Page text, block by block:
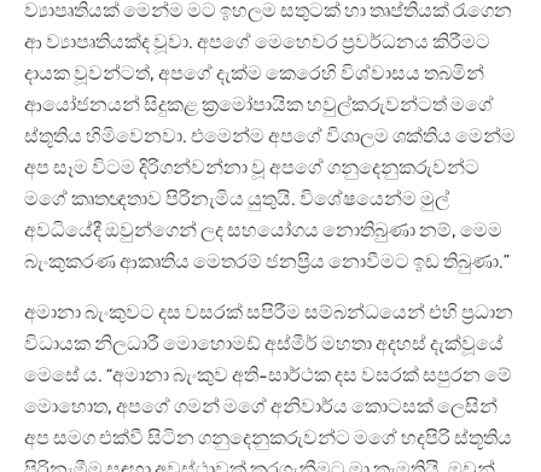
ව්‍යාපෘතියක් මෙන්ම මට ඉහලම සතුටක් හා තෘප්තියක් රැගෙන
ආ ව්‍යාපෘතියක්ද වූවා. අපගේ මෙහෙවර ප්‍රවර්ධනය කිරීමට
දායක වූවන්ටත්, අපගේ දැක්ම කෙරෙහි විශ්වාසය තබමින්
ආයෝජනයන් සිදුකළ ක්‍රමෝපායික හවුල්කරුවන්ටත් මගේ
ස්තූතිය හිමිවෙනවා. එමෙන්ම අපගේ විශාලම ශක්තිය මෙන්ම
අප සෑම විටම දිරිගන්වන්නා වූ අපගේ ගනුදෙනුකරුවන්ට
මගේ කෘතඥතාව පිරිනැමිය යුතුයි. විශේෂයෙන්ම මුල්
අවධියේදී ඔවුන්ගෙන් ලද සහයෝගය නොතිබුණා නම්, මෙම
බැංකුකරණ ආකෘතිය මෙතරම් ජනප්‍රිය නොවීමට ඉඩ තිබුණා.”
අමානා බැංකුවට දස වසරක් සපිරීම සම්බන්ධයෙන් එහි ප්‍රධාන
විධායක නිලධාරී මොහොමඩ් අස්මීර් මහතා අදහස් දැක්වූයේ
මෙසේ ය. “අමානා බැංකුව අති-සාර්ථක දස වසරක් සපුරන මේ
මොහොත, අපගේ ගමන් මගේ අනිවාර්ය කොටසක් ලෙසින්
අප සමග එක්වී සිටින ගනුදෙනුකරුවන්ට මගේ හදපිරි ස්තූතිය